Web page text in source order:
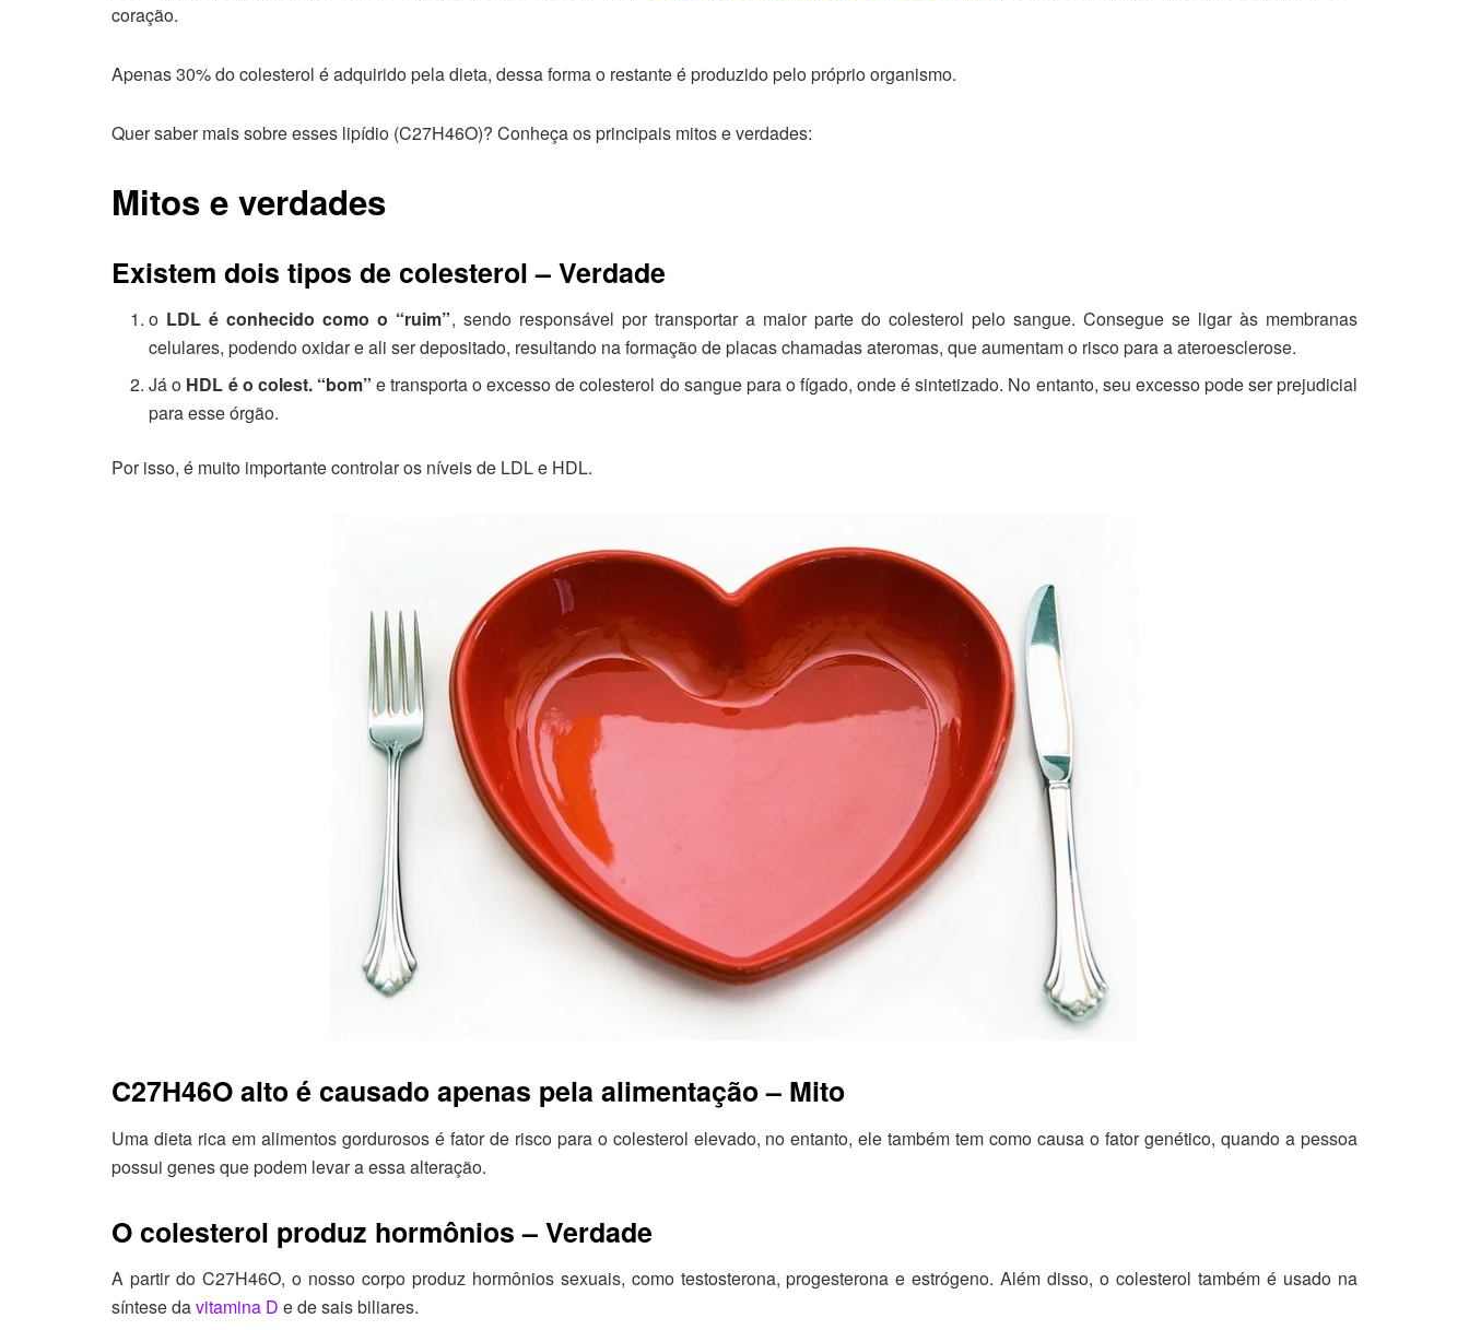
coração.
Apenas 30% do colesterol é adquirido pela dieta, dessa forma o restante é produzido pelo próprio organismo.
Quer saber mais sobre esses lipídio (C27H46O)? Conheça os principais mitos e verdades:
Mitos e verdades
Existem dois tipos de colesterol – Verdade
o LDL é conhecido como o “ruim”, sendo responsável por transportar a maior parte do colesterol pelo sangue. Consegue se ligar às membranas
celulares, podendo oxidar e ali ser depositado, resultando na formação de placas chamadas ateromas, que aumentam o risco para a ateroesclerose.
Já o HDL é o colest. “bom” e transporta o excesso de colesterol do sangue para o fígado, onde é sintetizado. No entanto, seu excesso pode ser prejudicial
para esse órgão.
Por isso, é muito importante controlar os níveis de LDL e HDL.
C27H46O alto é causado apenas pela alimentação – Mito
Uma dieta rica em alimentos gordurosos é fator de risco para o colesterol elevado, no entanto, ele também tem como causa o fator genético, quando a pessoa
possui genes que podem levar a essa alteração.
O colesterol produz hormônios – Verdade
A partir do C27H46O, o nosso corpo produz hormônios sexuais, como testosterona, progesterona e estrógeno. Além disso, o colesterol também é usado na
síntese davitamina D e de sais biliares.